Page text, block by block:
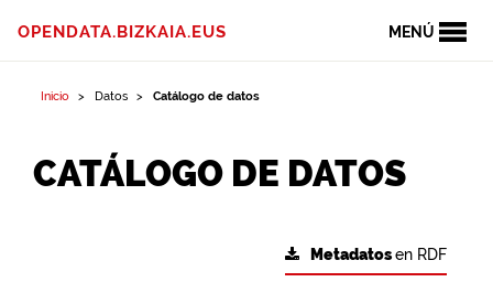
MENÚ
OPENDATA.BIZKAIA.EUS
Inicio Datos Catálogo de datos
CATÁLOGO DE DATOS
Metadatosen RDF